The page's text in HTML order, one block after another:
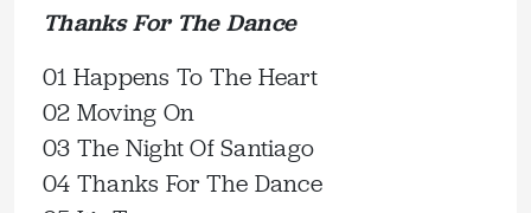
Thanks For The Dance
01 Happens To The Heart
02 Moving On
03 The Night Of Santiago
04 Thanks For The Dance